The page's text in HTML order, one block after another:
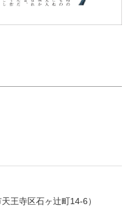
王寺区石ヶ辻町14-6）